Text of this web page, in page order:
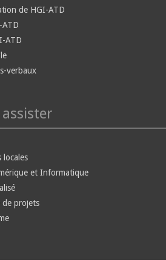
de HGI-ATD
ATD
ATD
verbaux
locales
et Informatique
projets